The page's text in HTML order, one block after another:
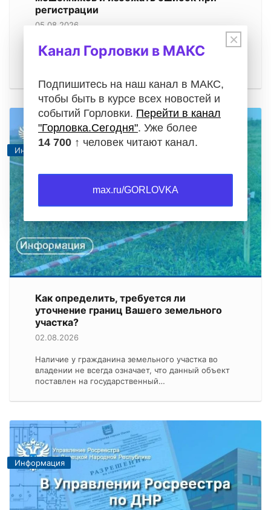
регистрации
05.08.2026
Операции с недвижимостью требуют особой
внимательности. Будь то проверка документов
Информация
Как определить, требуется ли
уточнение границ Вашего земельного
участка?
02.08.2026
Наличие у гражданина земельного участка во
владении не всегда означает, что данный объект
поставлен на государственный…
Информация
×
Канал Горловки в МАКС
Подпишитесь на наш канал в МАКС,
чтобы быть в курсе всех новостей и
событий Горловки. Перейти в канал
"Горловка.Сегодня". Уже более
14 700 ↑ человек читают канал.
max.ru/GORLOVKA